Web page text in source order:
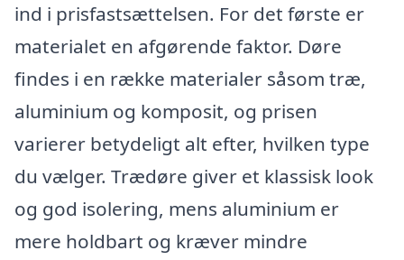
ind i prisfastsættelsen. For det første er
materialet en afgørende faktor. Døre
findes i en række materialer såsom træ,
aluminium og komposit, og prisen
varierer betydeligt alt efter, hvilken type
du vælger. Trædøre giver et klassisk look
og god isolering, mens aluminium er
mere holdbart og kræver mindre